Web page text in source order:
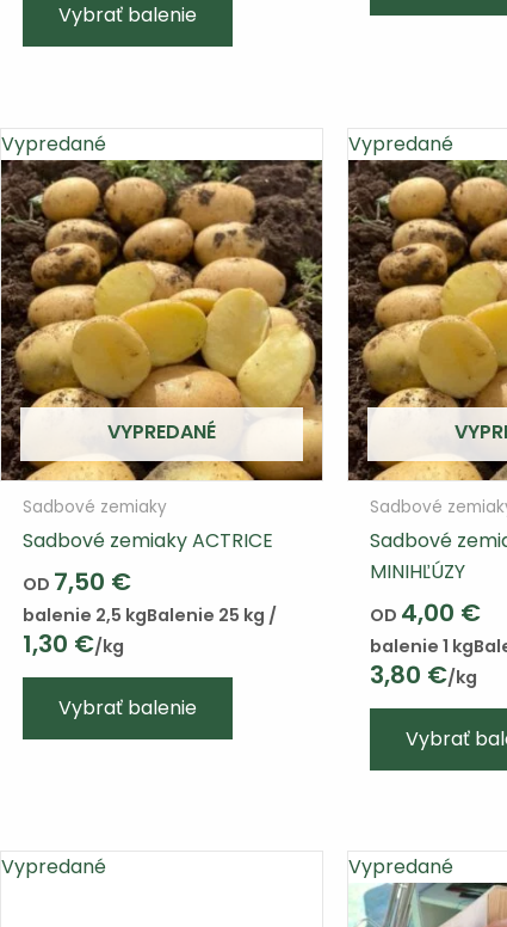
Vybrať balenie
Vypredané
VYPREDANÉ
Sadbové zemiaky
Sadbové zemiaky ACTRICE
OD 7,50 €
balenie 2,5 kgBalenie 25 kg /
1,30 €/kg
Vybrať balenie
Tento
má
Vypredané
Sadbové
Sadbové
MINIHĽÚZY
OD 4,00 €
balenie 1 kg
3,80 €/kg
Vybrať
Vypredané Vypredané